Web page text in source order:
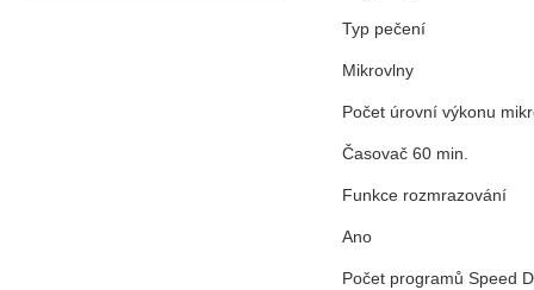
Typ pečení
Mikrovlny
Počet úrovní výkonu
Časovač 60 min.
Funkce rozmrazování
Ano
Počet programů Speed